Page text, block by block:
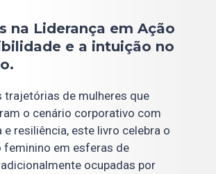
na Liderança em Ação
e a intuição no
trajetórias de mulheres que
o cenário corporativo com
e resiliência, este livro celebra o
feminino em esferas de
ocupadas por